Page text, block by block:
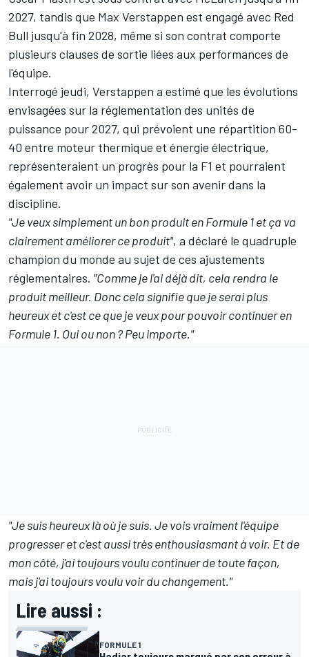
2027, tandis que Max Verstappen est engagé avec Red
Bull jusqu'à fin 2028, même si son contrat comporte
plusieurs clauses de sortie liées aux performances de
l'équipe.
Interrogé jeudi, Verstappen a estimé que les évolutions
envisagées sur la réglementation des unités de
puissance pour 2027, qui prévoient une répartition 60-
40 entre moteur thermique et énergie électrique,
représenteraient un progrès pour la F1 et pourraient
également avoir un impact sur son avenir dans la
discipline.
"Je veux simplement un bon produit en Formule 1 et ça va
clairement améliorer ce produit", a déclaré le quadruple
champion du monde au sujet de ces ajustements
réglementaires. "Comme je l'ai déjà dit, cela rendra le
produit meilleur. Donc cela signifie que je serai plus
heureux et c'est ce que je veux pour pouvoir continuer en
Formule 1. Oui ou non ? Peu importe."
"Je suis heureux là où je suis. Je vois vraiment l'équipe
progresser et c'est aussi très enthousiasmant à voir. Et de
mon côté, j'ai toujours voulu continuer de toute façon,
mais j'ai toujours voulu voir du changement."
Lire aussi :
FORMULE 1